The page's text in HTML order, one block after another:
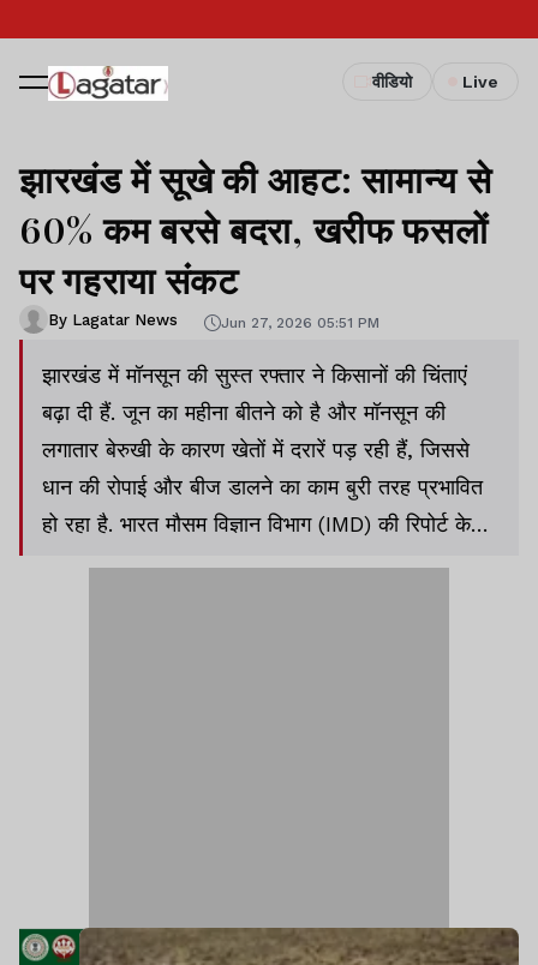
वीडियो Live
झारखंड में सूखे की आहट: सामान्य से
60% कम बरसे बदरा, खरीफ फसलों
पर गहराया संकट
By Lagatar News Jun 27, 2026 05:51 PM
झारखंड में मॉनसून की सुस्त रफ्तार ने किसानों की चिंताएं
बढ़ा दी हैं. जून का महीना बीतने को है और मॉनसून की
लगातार बेरुखी के कारण खेतों में दरारें पड़ रही हैं, जिससे
धान की रोपाई और बीज डालने का काम बुरी तरह प्रभावित
हो रहा है. भारत मौसम विज्ञान विभाग (IMD) की रिपोर्ट के